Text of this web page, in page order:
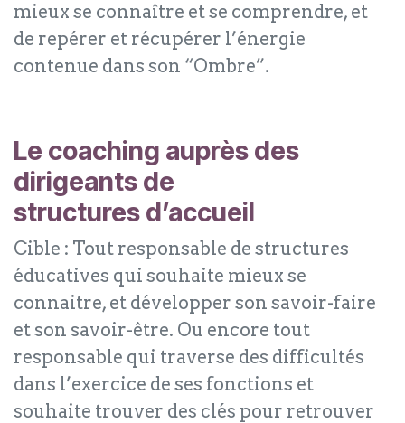
mieux se connaître et se comprendre, et
de repérer et récupérer l’énergie
contenue dans son “Ombre”.
Le coaching auprès des
dirigeants de
structures d’accueil
Cible : Tout responsable de structures
éducatives qui souhaite mieux se
connaitre, et développer son savoir-faire
et son savoir-être. Ou encore tout
responsable qui traverse des difficultés
dans l’exercice de ses fonctions et
souhaite trouver des clés pour retrouver